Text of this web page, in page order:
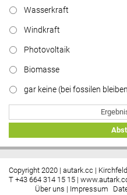
Wasserkraft
Windkraft
Photovoltaik
Biomasse
gar keine (bei fossilen
Copyright 2020 | autark.cc |
T +43 664 314 15 15 |
Über uns | Impressum